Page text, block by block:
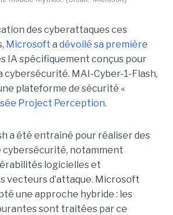
des cyberattaques ces
Microsoft a dévoilé sa première
IA spécifiquement conçus pour
cybersécurité. MAI-Cyber-1-Flash,
plateforme de sécurité «
Project Perception.
a été entraîné pour réaliser des
cybersécurité, notamment
logicielles et
vecteurs d’attaque. Microsoft
une approche hybride : les
sont traitées par ce